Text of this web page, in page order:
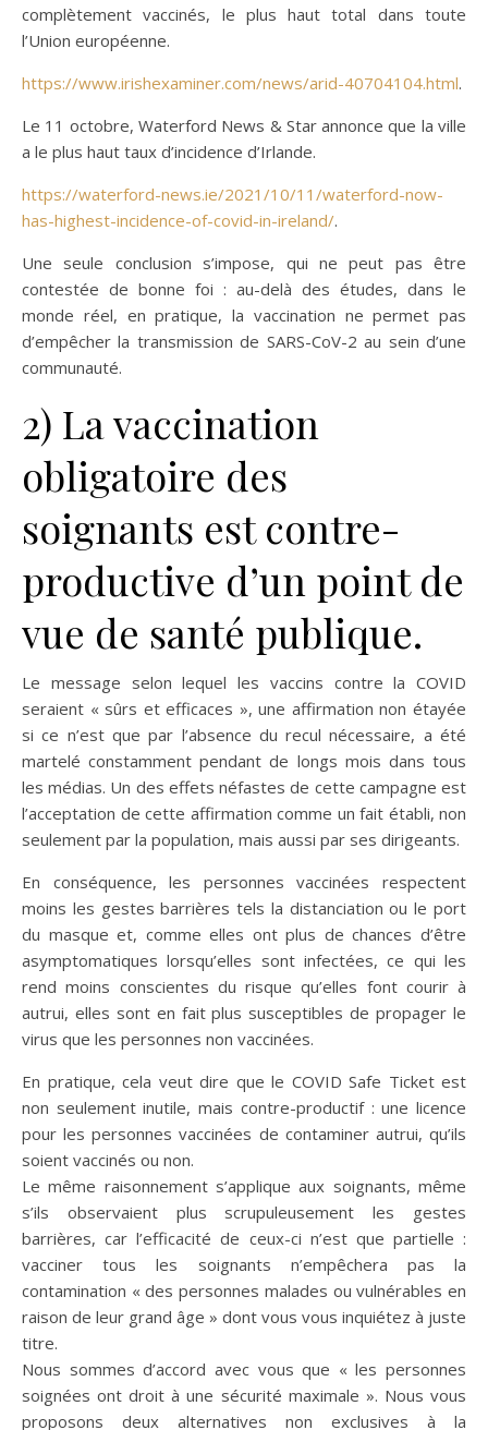
complètement vaccinés, le plus haut total dans toute
l’Union européenne.
https://www.irishexaminer.com/news/arid-40704104.html.
Le 11 octobre, Waterford News & Star annonce que la ville
a le plus haut taux d’incidence d’Irlande.
https://waterford-news.ie/2021/10/11/waterford-now-
has-highest-incidence-of-covid-in-ireland/.
Une seule conclusion s’impose, qui ne peut pas être
contestée de bonne foi : au-delà des études, dans le
monde réel, en pratique, la vaccination ne permet pas
d’empêcher la transmission de SARS-CoV-2 au sein d’une
communauté.
2) La vaccination
obligatoire des
soignants est contre-
productive d’un point de
vue de santé publique.
Le message selon lequel les vaccins contre la COVID
seraient « sûrs et efficaces », une affirmation non étayée
si ce n’est que par l’absence du recul nécessaire, a été
martelé constamment pendant de longs mois dans tous
les médias. Un des effets néfastes de cette campagne est
l’acceptation de cette affirmation comme un fait établi, non
seulement par la population, mais aussi par ses dirigeants.
En conséquence, les personnes vaccinées respectent
moins les gestes barrières tels la distanciation ou le port
du masque et, comme elles ont plus de chances d’être
asymptomatiques lorsqu’elles sont infectées, ce qui les
rend moins conscientes du risque qu’elles font courir à
autrui, elles sont en fait plus susceptibles de propager le
virus que les personnes non vaccinées.
En pratique, cela veut dire que le COVID Safe Ticket est
non seulement inutile, mais contre-productif : une licence
pour les personnes vaccinées de contaminer autrui, qu’ils
soient vaccinés ou non.
Le même raisonnement s’applique aux soignants, même
s’ils observaient plus scrupuleusement les gestes
barrières, car l’efficacité de ceux-ci n’est que partielle :
vacciner tous les soignants n’empêchera pas la
contamination « des personnes malades ou vulnérables en
raison de leur grand âge » dont vous vous inquiétez à juste
titre.
Nous sommes d’accord avec vous que « les personnes
soignées ont droit à une sécurité maximale ». Nous vous
proposons deux alternatives non exclusives à la